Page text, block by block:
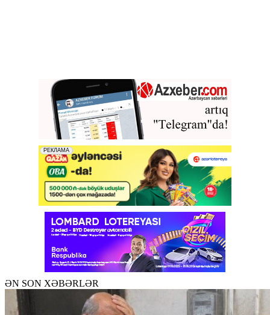
ƏN SON XƏBƏRLƏR